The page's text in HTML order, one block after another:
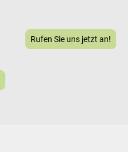
Rufen Sie uns jetzt an!